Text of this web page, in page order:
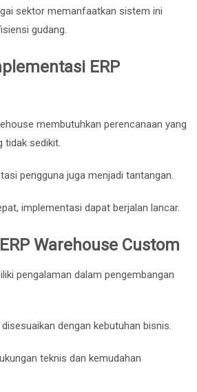
sektor memanfaatkan sistem ini
gudang.
ERP
membutuhkan perencanaan yang
tidak sedikit.
pengguna juga menjadi tantangan.
implementasi dapat berjalan lancar.
Warehouse Custom
pengalaman dalam pengembangan
dengan kebutuhan bisnis.
teknis dan kemudahan